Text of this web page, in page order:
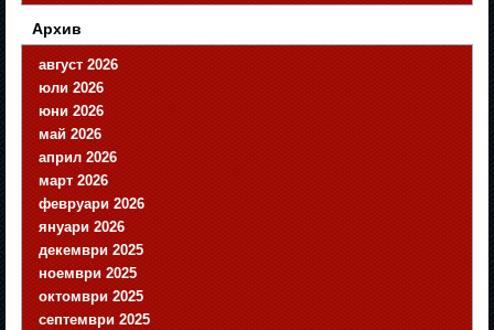
Архив
август 2026
юли 2026
юни 2026
май 2026
април 2026
март 2026
февруари 2026
януари 2026
декември 2025
ноември 2025
октомври 2025
септември 2025